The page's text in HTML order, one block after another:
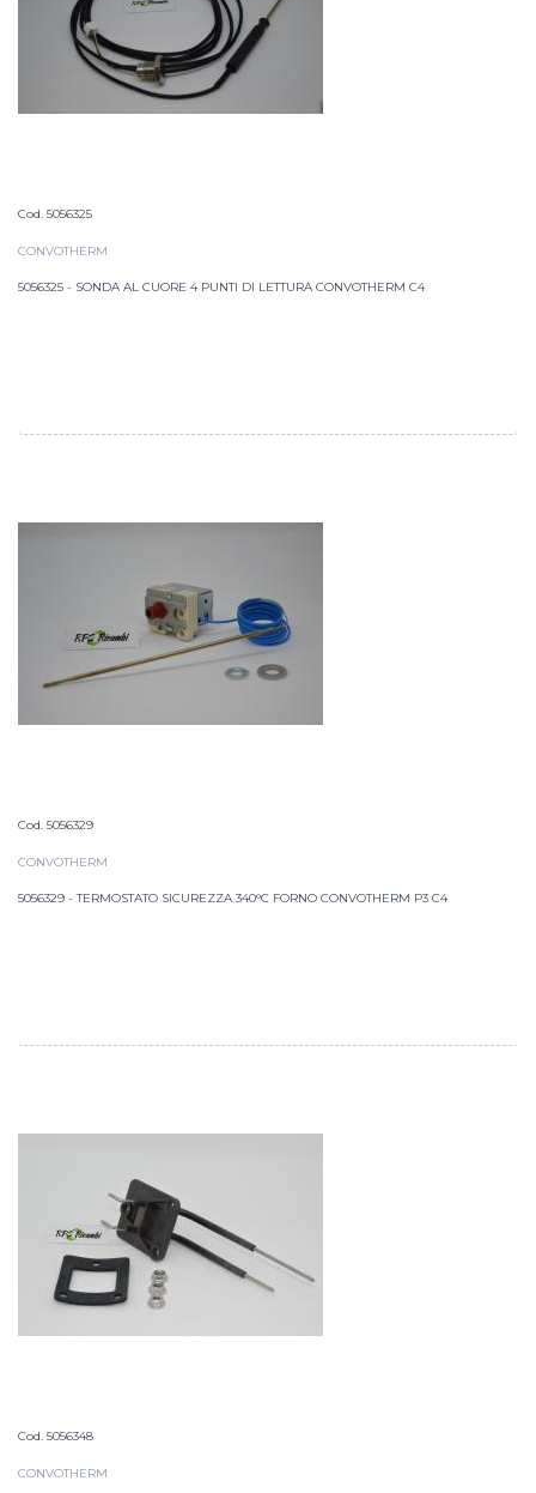
Cod. 5056325
CONVOTHERM
5056325 - SONDA AL CUORE 4 PUNTI DI LETTURA CONVOTHERM C4
Cod. 5056329
CONVOTHERM
5056329 - TERMOSTATO SICUREZZA 340°C FORNO CONVOTHERM P3 C4
Cod. 5056348
CONVOTHERM